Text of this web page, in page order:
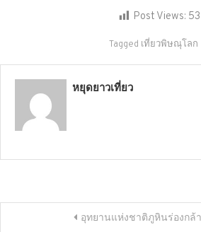
Post Views: 53
Tagged เที่ยวพิษณุโลก
หยุดยาวเที่ยว
แนะแนว อุทยานแห่งชาติภูหินร่องกล้